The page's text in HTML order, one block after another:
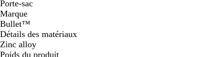
Porte-sac
Marque
Bullet™
Détails des matériaux
Zinc alloy
Poids du produit